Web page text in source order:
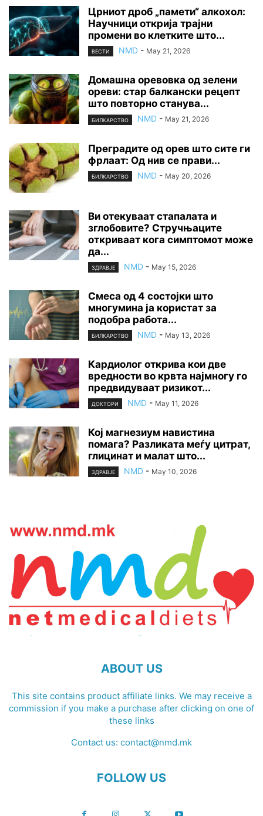
Црниот дроб „памети“ алкохол:
Научници открија трајни
промени во клетките што...
ВЕСТИ NMD - May 21, 2026
Домашна оревовка од зелени
ореви: стар балкански рецепт
што повторно станува...
БИЛКАРСТВО NMD - May 21, 2026
Преградите од орев што сите ги
фрлаат: Од нив се прави...
БИЛКАРСТВО NMD - May 20, 2026
Ви отекуваат стапалата и
зглобовите? Стручњаците
откриваат кога симптомот може
да...
ЗДРАВЈЕ NMD - May 15, 2026
Смеса од 4 состојки што
многумина ја користат за
подобра работа...
БИЛКАРСТВО NMD - May 13, 2026
Кардиолог открива кои две
вредности во крвта најмногу го
предвидуваат ризикот...
ДОКТОРИ NMD - May 11, 2026
Кој магнезиум навистина
помага? Разликата меѓу цитрат,
глицинат и малат што...
ЗДРАВЈЕ NMD - May 10, 2026
ABOUT US
This site contains product affiliate links. We may receive a
commission if you make a purchase after clicking on one of
these links
Contact us: contact@nmd.mk
FOLLOW US